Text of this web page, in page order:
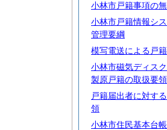
小林市戸籍事項の
小林市戸籍情報シ
管理要綱
模写電送による戸
小林市磁気ディス
製原戸籍の取扱要領
戸籍届出者に対す
領
小林市住民基本台